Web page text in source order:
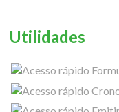
Utilidades